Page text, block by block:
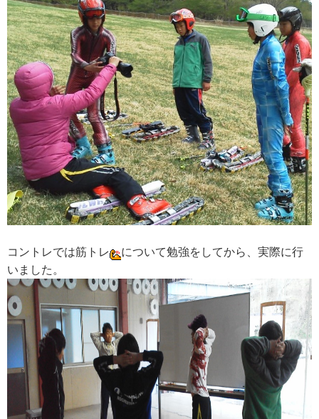
コントレでは筋トレ
について勉強をしてから、実際に行
いました。